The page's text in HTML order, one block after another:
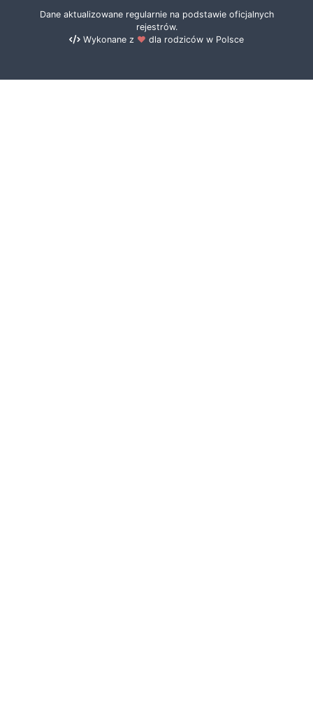
Dane aktualizowane regularnie na podstawie oficjalnych
rejestrów.
Wykonane z ❤️ dla rodziców w Polsce